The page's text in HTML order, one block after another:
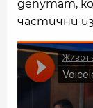
депутат,
частични